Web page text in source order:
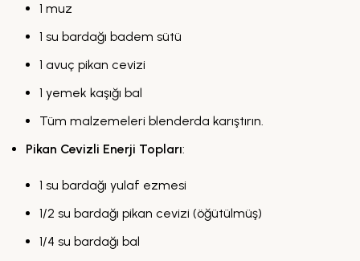
1 muz
1 su bardağı badem sütü
1 avuç pikan cevizi
1 yemek kaşığı bal
Tüm malzemeleri blenderda karıştırın.
Pikan Cevizli Enerji Topları:
1 su bardağı yulaf ezmesi
1/2 su bardağı pikan cevizi (öğütülmüş)
1/4 su bardağı bal